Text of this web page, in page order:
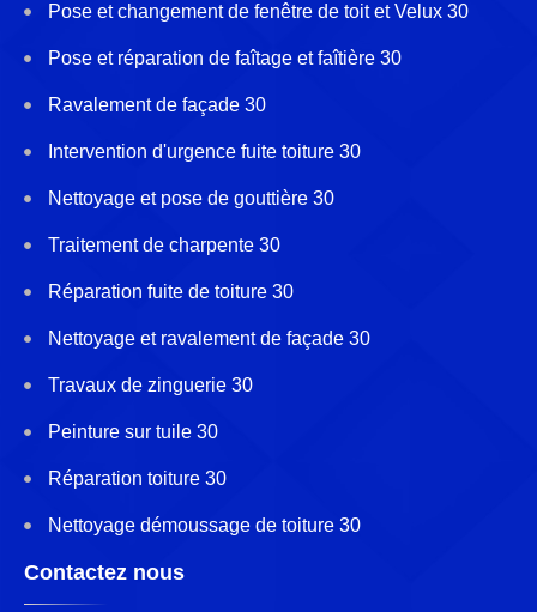
Pose et changement de fenêtre de toit et Velux 30
Pose et réparation de faîtage et faîtière 30
Ravalement de façade 30
Intervention d'urgence fuite toiture 30
Nettoyage et pose de gouttière 30
Traitement de charpente 30
Réparation fuite de toiture 30
Nettoyage et ravalement de façade 30
Travaux de zinguerie 30
Peinture sur tuile 30
Réparation toiture 30
Nettoyage démoussage de toiture 30
Contactez nous